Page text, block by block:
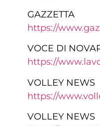
GAZZETTA
https://
VOCE DI
https://
VOLLEY NEWS
https://
VOLLEY NEWS